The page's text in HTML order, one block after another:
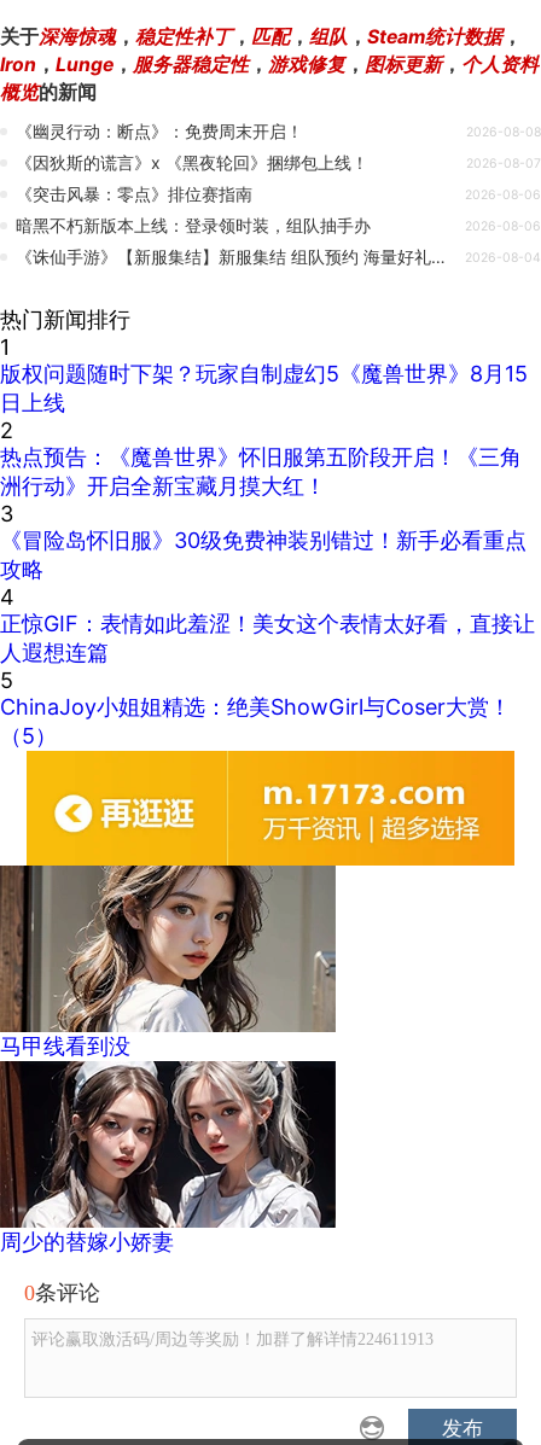
关于深海惊魂， 稳定性补丁， 匹配， 组队 ， Steam统计数据，
Iron ， Lunge ， 服务器稳定性， 游戏修复， 图标更新， 个人资料
概览的新闻
《幽灵行动：断点》：免费周末开启！ 2026-08-08
《因狄斯的谎言》x 《黑夜轮回》捆绑包上线！ 2026-08-07
《突击风暴：零点》排位赛指南 2026-08-06
暗黑不朽新版本上线：登录领时装，组队抽手办 2026-08-06
《诛仙手游》【新服集结】新服集结 组队预约 海量好礼等你来拿！ 2026-08-04
热门新闻排行
1
版权问题随时下架？玩家自制虚幻5《魔兽世界》8月15
日上线
2
热点预告：《魔兽世界》怀旧服第五阶段开启！《三角
洲行动》开启全新宝藏月摸大红！
3
《冒险岛怀旧服》30级免费神装别错过！新手必看重点
攻略
4
正惊GIF：表情如此羞涩！美女这个表情太好看，直接让
人遐想连篇
5
ChinaJoy小姐姐精选：绝美ShowGirl与Coser大赏！
（5）
马甲线看到没
周少的替嫁小娇妻
0条评论
评论赢取激活码/周边等奖励！加群了解详情224611913
发布